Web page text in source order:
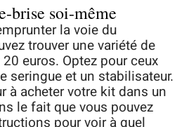
brise soi-même
la voie du
trouver une variété de
euros. Optez pour ceux
seringue et un stabilisateur.
à acheter votre kit dans un
le fait que vous pouvez
pour voir à quel